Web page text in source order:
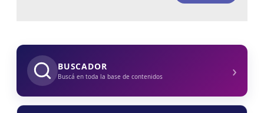
BUSCADOR
Buscá en toda la base de contenidos ›